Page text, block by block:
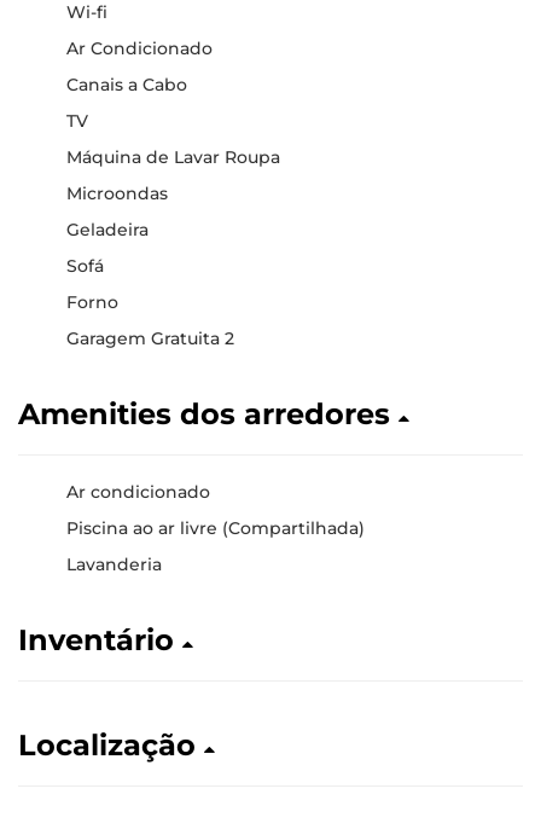
Wi-fi
Ar Condicionado
Canais a Cabo
TV
Máquina de Lavar Roupa
Microondas
Geladeira
Sofá
Forno
Garagem Gratuita 2
Amenities dos arredores
Ar condicionado
Piscina ao ar livre (Compartilhada)
Lavanderia
Inventário
Localização